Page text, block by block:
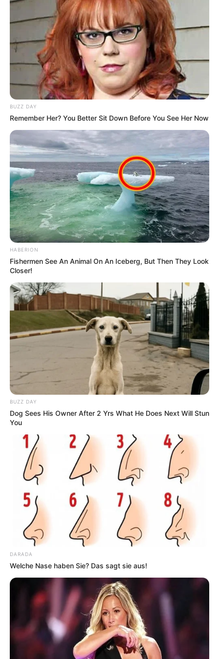
Museum Germany - Themen: Zerstörung der
Deutschen Talsperren am 17.Mai 1943, 100 Jahre
Eder Sperrmauer, der Luftkrieg von 1940 - 1945 und
andere Themen. Exponate - Bilder - Film Dokus.
Täglich geöffnet von 11:00 Uhr - 17:00 Uhr. Saison:
Ostern bis November jeden Jahres. Adresse:
Forsthaus Str. 2, 34549 Edertal-Hemfurth (direkt an
der Bringhäuser Str. in Richtung Wildpark und
Baumkronenpfad). Informationen unterwww.dambu
sters.de
Ort wurde 1561 für den Erzbergbau gegründet und
besitzt ein Besucherbergwerk und ein kleines
Museum zur Geschichte der Erzgewinnung. Da hier
die von den Gebrüdern Grimm aufgeschriebene
Sage, die sich ursprünglich auf die Kinderarbeit in
den Bergwerken bezog, entstand, wurde dem Ort
der Beiname Schneewittchendorf gegeben. Zu
besichtigen ist außerdem ein für die Region
typisches "Schneewittchenhaus". Informationen
unterwww.schneewittchendorf.com.
Wüstegarten mit Kellerwaldturm - Mit einer Höhe
Berg des Kellerwaldes. Er besteht zum Teil aus
Klippen und Blockfeldern, die als Mausefalle,
Wanderklippe, Hunsrück, Birkenstein und
Exlemerstein bezeichnet werden. Außerdem
befinden sich hier die Reste einer Wallburg und der
28 Meter hohe Kellerwaldturm mit seiner gute
Rundumsicht. Informationen unter de.wikipedia.org/
wiki/Wüstegarten
Weitere Ausflugsziele und Sehenswürdigkeiten sind
unter
usenzu finden.
Es fehlt ein Ausflugsziel? Dieses kann
hier kostenlos
eingetragen werden
Für die Umgebung von Malsfeld und Rengshausen gibt
es auch die RubrikenAusflugsziele für Kinder
und
Museen
. Möglich ist außerdem die Einbindung der hier
vorgestellten Ausflugs- und Freizeitziele auf der eigenen
Homepage, unter Einhaltung unserer
Nutzungsbedingungen, die beim Generieren des
entsprechenden Quellcodes
bestätigt werden müssen.
Es gibt noch mehr in Deutschland zu entdecken:
BUZZ DAY
Remember Her? You Better Sit Down Before You See Her Now
HABERION
Fishermen See An Animal On An Iceberg, But Then They Look
Closer!
BUZZ DAY
Dog Sees His Owner After 2 Yrs What He Does Next Will Stun
You
DARADA
Welche Nase haben Sie? Das sagt sie aus!